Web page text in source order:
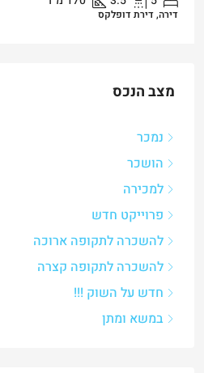
דירה, דירת דופלקס
מצב הנכס
נמכר
הושכר
למכירה
פרוייקט חדש
להשכרה לתקופה ארוכה
להשכרה לתקופה קצרה
חדש על השוק !!!
במשא ומתן